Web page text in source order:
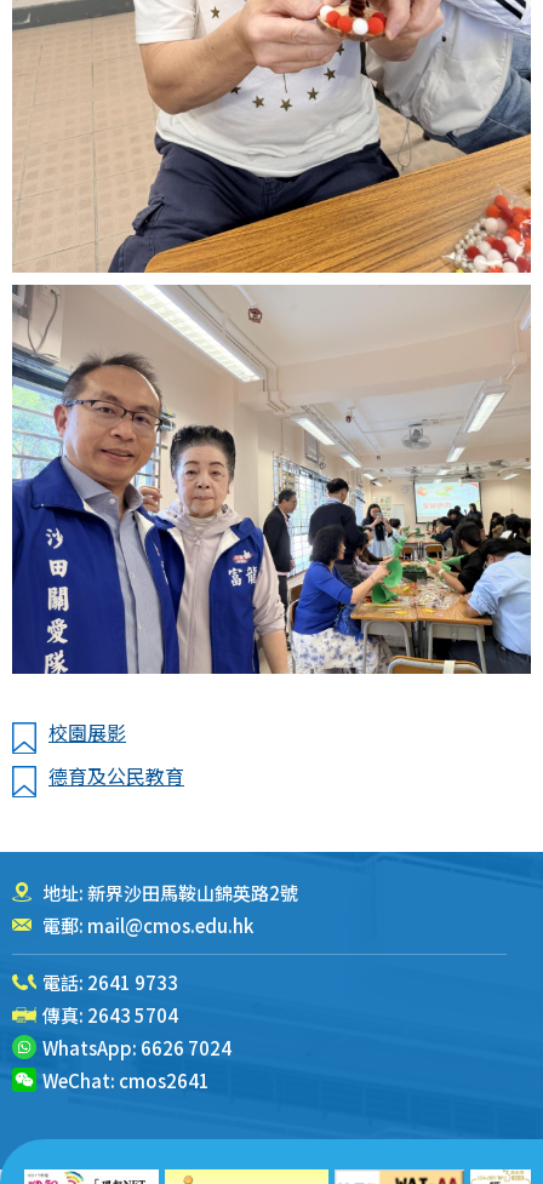
校園展影
德育及公民教育
地址: 新界沙田馬鞍山錦英路2號
電郵: mail@cmos.edu.hk
電話: 2641 9733
傳真: 2643 5704
WhatsApp: 6626 7024
WeChat: cmos2641